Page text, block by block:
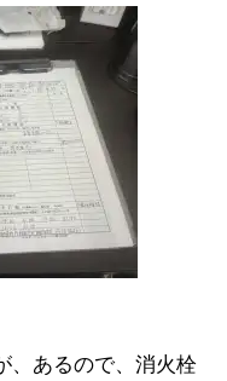
、あるので、消火栓